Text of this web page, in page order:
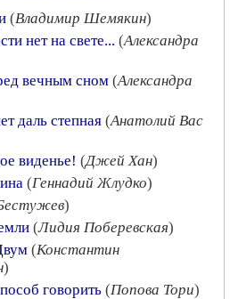
(Владимир Шемякин)
нет на свете... (Александра
вечным сном (Александра
даль степная (Анатолий Вас
виденье! (Джей Хан)
(Геннадий Жлудко)
)
(Лидия Поберевская)
(Константин
)
говорить (Попова Тори)